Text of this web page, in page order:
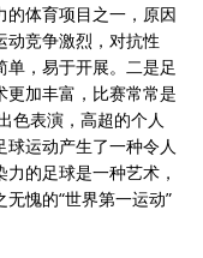
的体育项目之一，原因
动竞争激烈，对抗性
，易于开展。二是足
更加丰富，比赛常常是
色表演，高超的个人
运动产生了一种令人
的足球是一种艺术，
愧的“世界第一运动”